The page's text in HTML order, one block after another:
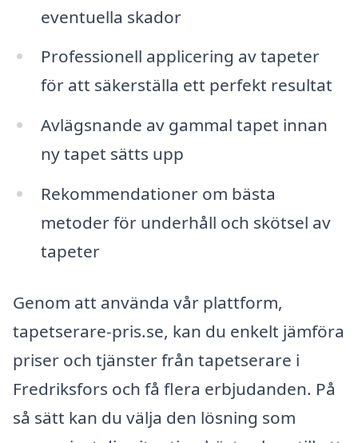
eventuella skador
Professionell applicering av tapeter
för att säkerställa ett perfekt resultat
Avlägsnande av gammal tapet innan
ny tapet sätts upp
Rekommendationer om bästa
metoder för underhåll och skötsel av
tapeter
Genom att använda vår plattform,
tapetserare-pris.se, kan du enkelt jämföra
priser och tjänster från tapetserare i
Fredriksfors och få flera erbjudanden. På
så sätt kan du välja den lösning som